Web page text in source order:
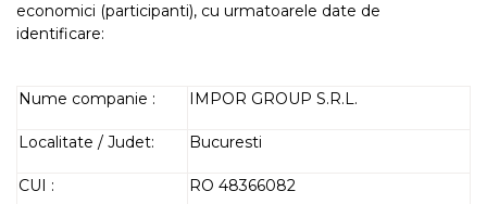
economici (participanti), cu urmatoarele date de
identificare:
Nume companie : IMPOR GROUP S.R.L.
Localitate / Judet: Bucuresti
CUI : RO 48366082